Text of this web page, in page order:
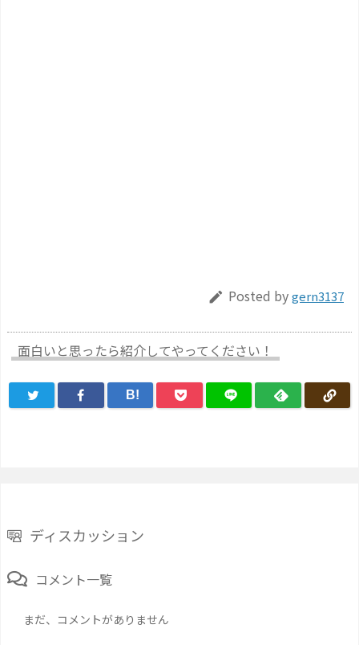
 Posted bygern3137
面白いと思ったら紹介してやってください！
B!
ディスカッション
コメント一覧
まだ、コメントがありません